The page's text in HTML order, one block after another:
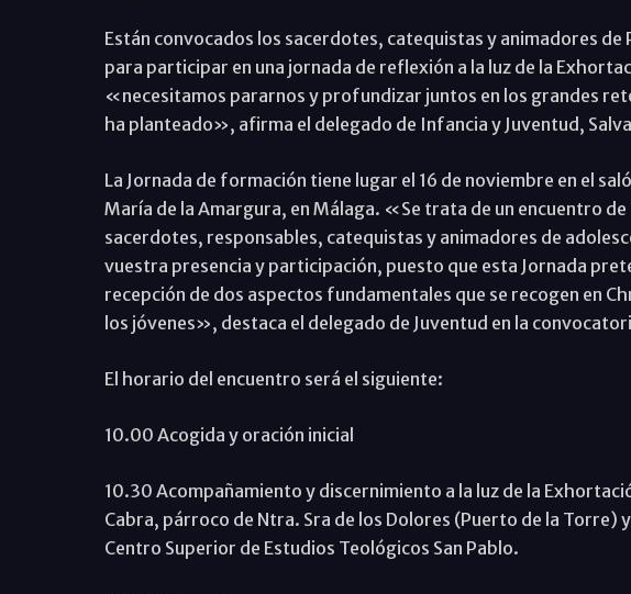
Están convocados los sacerdotes, catequistas y animadores de
para participar en una jornada de reflexión a la luz de la
«necesitamos pararnos y profundizar juntos en los grandes
ha planteado», afirma el delegado de Infancia y Juventud,
La Jornada de formación tiene lugar el 16 de noviembre en el
María de la Amargura, en Málaga. «Se trata de un encuentro
sacerdotes, responsables, catequistas y animadores de
vuestra presencia y participación, puesto que esta Jornada
recepción de dos aspectos fundamentales que se recogen en
los jóvenes», destaca el delegado de Juventud en la
El horario del encuentro será el siguiente:
10.00 Acogida y oración inicial
10.30 Acompañamiento y discernimiento a la luz de la
Cabra, párroco de Ntra. Sra de los Dolores (Puerto de la Torre)
Centro Superior de Estudios Teológicos San Pablo.